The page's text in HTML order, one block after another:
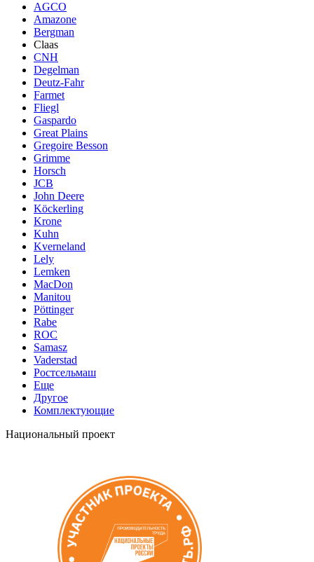
AGCO
Amazone
Bergman
Claas
CNH
Degelman
Deutz-Fahr
Farmet
Fliegl
Gaspardo
Great Plains
Gregoire Besson
Grimme
Horsch
JCB
John Deere
Köckerling
Krone
Kuhn
Kverneland
Lely
Lemken
MacDon
Manitou
Pöttinger
Rabe
ROC
Samasz
Vaderstad
Ростсельмаш
Еще
Другое
Комплектующие
Национальный проект